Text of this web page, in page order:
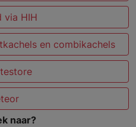
via HIH
en combikachels
naar?